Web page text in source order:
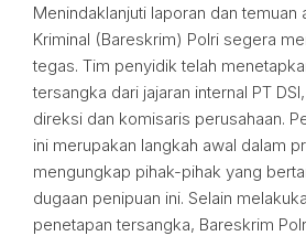
Menindaklanjuti laporan dan temuan
Kriminal (Bareskrim) Polri segera
tegas. Tim penyidik telah
tersangka dari jajaran internal PT
direksi dan komisaris perusahaan.
ini merupakan langkah awal dalam
mengungkap pihak-pihak yang
dugaan penipuan ini. Selain
penetapan tersangka, Bareskrim